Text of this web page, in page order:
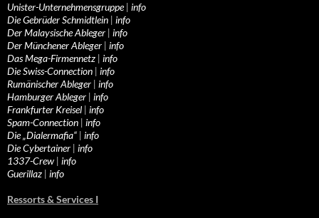
Unister-Unternehmensgruppe| info
Die Gebrüder Schmidtlein | info
Der Malaysische Ableger | info
Der Münchener Ableger | info
Das Mega-Firmennetz | info
Die Swiss-Connection | info
Rumänischer Ableger | info
Hamburger Ableger | info
Frankfurter Kreisel | info
Spam-Connection | info
Die „Dialermafia“ | info
Die Cybertainer | info
1337-Crew | info
Guerillaz | info
Ressorts & Services I